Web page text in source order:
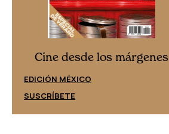
Cine desde los márgenes
EDICIÓN MÉXICO
SUSCRÍBETE